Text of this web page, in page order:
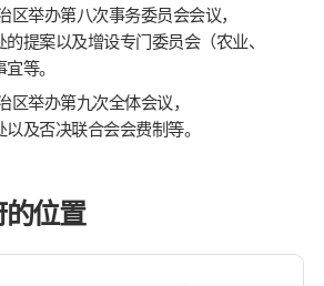
区举办第八次事务委员会会议，
提案以及增设专门委员会（农业、
等。
区举办第九次全体会议，
及否决联合会会费制等。
位置